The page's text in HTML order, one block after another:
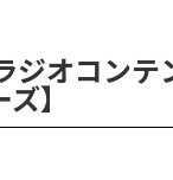
ジオコン
】